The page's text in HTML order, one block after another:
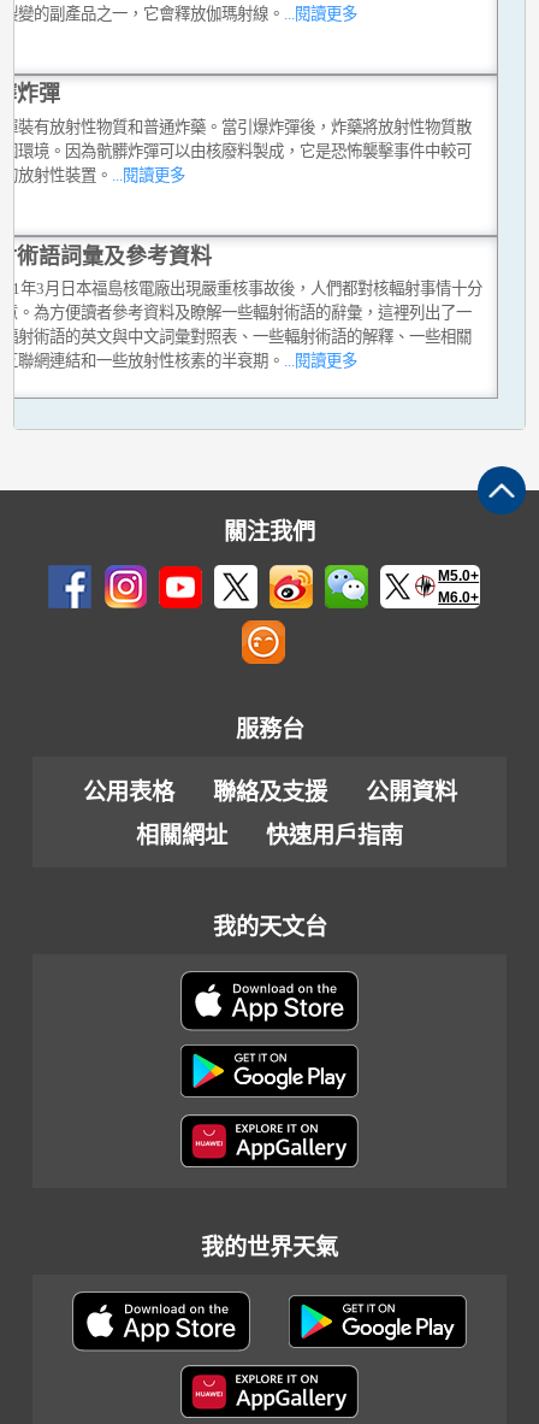
變的副產品之一，它會釋放伽瑪射線。
...閱讀更多
炸彈
裝有放射性物質和普通炸藥。當引爆炸彈後，炸藥將放射性物質散
環境。因為骯髒炸彈可以由核廢料製成，它是恐怖襲擊事件中較可
放射性裝置。 ...閱讀更多
術語詞彙及參考資料
年3月日本福島核電廠出現嚴重核事故後，人們都對核輻射事情十分
。為方便讀者參考資料及瞭解一些輻射術語的辭彙，這裡列出了一
射術語的英文與中文詞彙對照表、一些輻射術語的解釋、一些相關
聯網連結和一些放射性核素的半衰期。 ...閱讀更多
關注我們
M5.0+
M6.0+
服務台
公用表格 聯絡及支援
公開資料
相關網址
快速用戶指南
我的天文台
我的世界天氣